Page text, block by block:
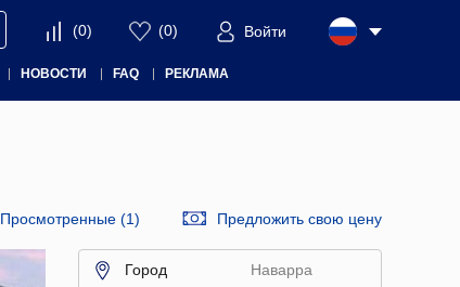
(0) (0) Войти
НОВОСТИ FAQ РЕКЛАМА
Просмотренные (1) Предложить свою цену
Город Наварра